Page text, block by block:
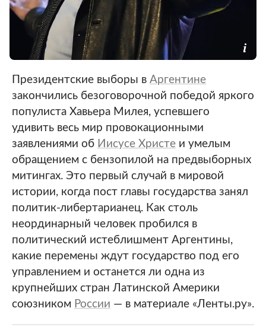
Президентские выборы в Аргентине
закончились безоговорочной победой яркого
популиста Хавьера Милея, успевшего
удивить весь мир провокационными
заявлениями об Иисусе Христе и умелым
обращением с бензопилой на предвыборных
митингах. Это первый случай в мировой
истории, когда пост главы государства занял
политик-либертарианец. Как столь
неординарный человек пробился в
политический истеблишмент Аргентины,
какие перемены ждут государство под его
управлением и останется ли одна из
крупнейших стран Латинской Америки
союзником России — в материале «Ленты.ру».